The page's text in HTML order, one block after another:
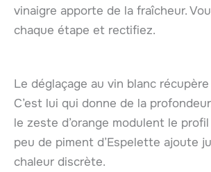
vinaigre apporte de la fraîcheur.
chaque étape et rectifiez.
Le déglaçage au vin blanc
C’est lui qui donne de la
le zeste d’orange modulent le
peu de piment d’Espelette ajoute
chaleur discrète.